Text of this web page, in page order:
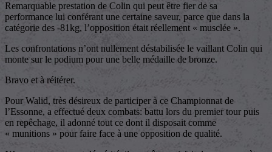
Remarquable prestation de Colin qui peut être fier de sa
performance lui conférant une certaine saveur, parce que dans la
catégorie des -81kg, l’opposition était réellement « musclée ».
Les confrontations n’ont nullement déstabilisée le vaillant Colin qui
monte sur le podium pour une belle médaille de bronze.
Bravo et à réitérer.
Pour Walid, très désireux de participer à ce Championnat de
l’Essonne, a effectué deux combats: battu lors du premier tour puis
en repêchage, il adonné tout ce dont il disposait comme
« munitions » pour faire face à une opposition de qualité.